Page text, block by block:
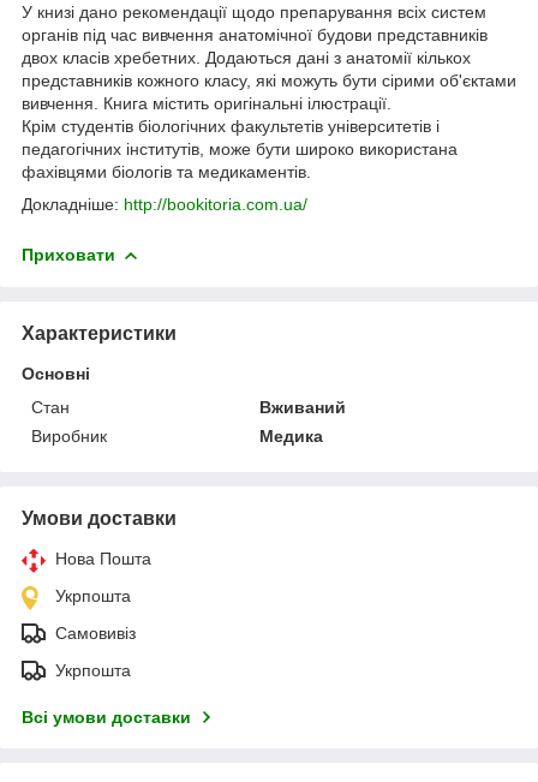
У книзі дано рекомендації щодо препарування всіх систем
органів під час вивчення анатомічної будови представників
двох класів хребетних. Додаються дані з анатомії кількох
представників кожного класу, які можуть бути сірими об'єктами
вивчення. Книга містить оригінальні ілюстрації.
Крім студентів біологічних факультетів університетів і
педагогічних інститутів, може бути широко використана
фахівцями біологів та медикаментів.
Докладніше: http://bookitoria.com.ua/
Приховати
Характеристики
Основні
Стан
Вживаний
Виробник
Медика
Умови доставки
Нова Пошта
Укрпошта
Самовивіз
Укрпошта
Всі умови доставки